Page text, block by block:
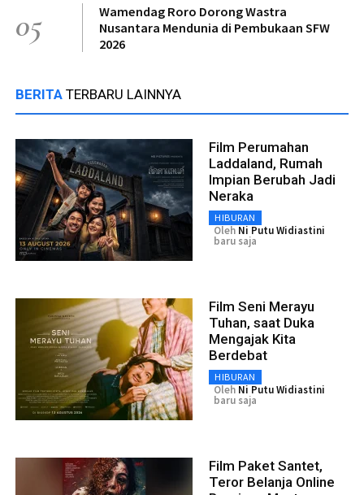
05
Wamendag Roro Dorong Wastra
Nusantara Mendunia di Pembukaan SFW
2026
BERITA TERBARU LAINNYA
Film Perumahan
Laddaland, Rumah
Impian Berubah Jadi
Neraka
HIBURAN
Oleh Ni Putu Widiastini
baru saja
Film Seni Merayu
Tuhan, saat Duka
Mengajak Kita
Berdebat
HIBURAN
Oleh Ni Putu Widiastini
baru saja
Film Paket Santet,
Teror Belanja Online